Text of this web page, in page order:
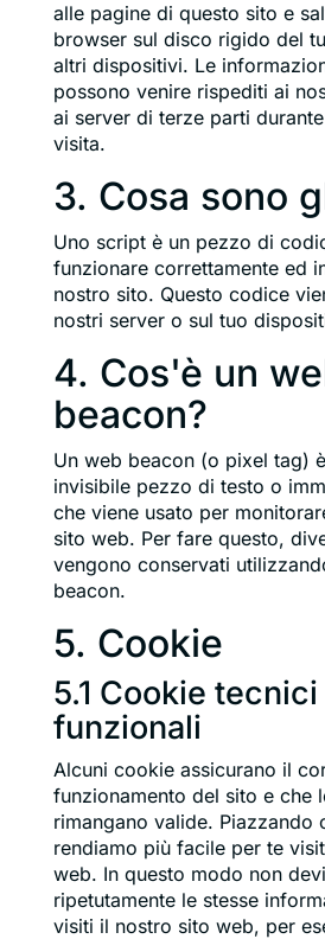
alle pagine di questo sito e
browser sul disco rigido del
altri dispositivi. Le
possono venire rispediti ai
ai server di terze parti
visita.
3. Cosa sono
Uno script è un pezzo di
funzionare correttamente ed
nostro sito. Questo codice
nostri server o sul tuo
4. Cos'è un
beacon?
Un web beacon (o pixel tag)
invisibile pezzo di testo o
che viene usato per
sito web. Per fare questo,
vengono conservati
beacon.
5. Cookie
5.1 Cookie tecnici
funzionali
Alcuni cookie assicurano il
funzionamento del sito e che
rimangano valide. Piazzando
rendiamo più facile per te
web. In questo modo non
ripetutamente le stesse
visiti il nostro sito web, per